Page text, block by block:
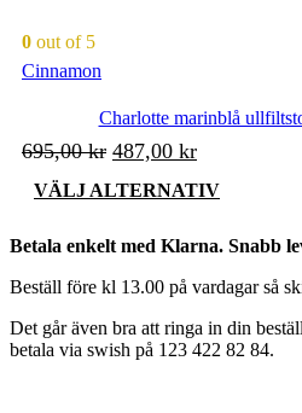
0 out of 5
Cinnamon
Charlotte marinblå
695,00kr Det
ursprungliga
var:
487,00 krDet
nuvarande
är:
VÄLJ ALTERNATIV
har
varianter.
De
olika
Betala enkelt med Klarna. Snabb
Beställ före kl 13.00 på vardagar så
Det går även bra att ringa in din
betala via swish på 123 422 82 84.